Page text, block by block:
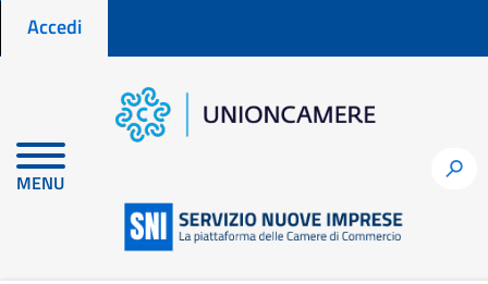
Menu profilo utente
Accedi
MENU
h
Home
La CCIAA Riviere di Liguria al Festival orientamenti 2023